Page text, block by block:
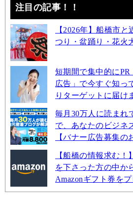
注目の記事！！
【2026年】船橋市
つり・盆踊り・花火
短期間で集中的にPR
広告」で今すぐ知っ
りターゲットに届け
毎月30万人に読まれ
で、あなたのビジネ
【バナー広告募集の
【船橋の情報求む
を下さった方の中か
Amazonギフト券を